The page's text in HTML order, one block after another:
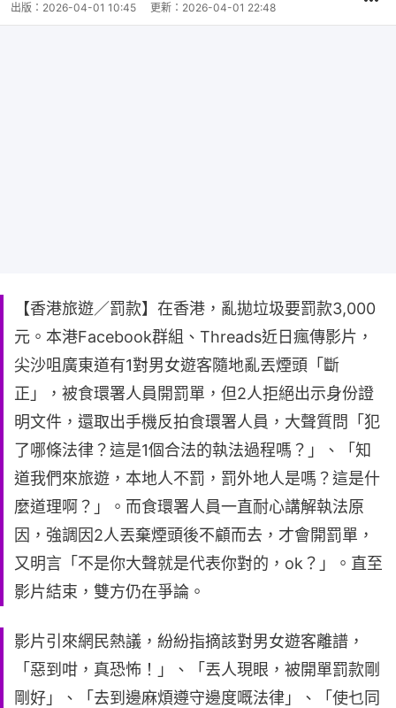
出版： 2026-04-01 10:45 更新： 2026-04-01 22:48
【香港旅遊／罰款】在香港，亂拋垃圾要罰款3,000
元。本港Facebook群組、Threads近日瘋傳影片，
尖沙咀廣東道有1對男女遊客隨地亂丟煙頭「斷
正」，被食環署人員開罰單，但2人拒絕出示身份證
明文件，還取出手機反拍食環署人員，大聲質問「犯
了哪條法律？這是1個合法的執法過程嗎？」、「知
道我們來旅遊，本地人不罰，罰外地人是嗎？這是什
麼道理啊？」。而食環署人員一直耐心講解執法原
因，強調因2人丟棄煙頭後不顧而去，才會開罰單，
又明言「不是你大聲就是代表你對的，ok？」。直至
影片結束，雙方仍在爭論。
影片引來網民熱議，紛紛指摘該對男女遊客離譜，
「惡到咁，真恐怖！」、「丟人現眼，被開單罰款剛
剛好」、「去到邊麻煩遵守邊度嘅法律」、「使乜同